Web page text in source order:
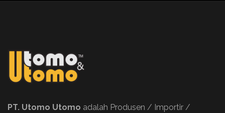
PT. Utomo Utomo adalah Produsen / Importir /